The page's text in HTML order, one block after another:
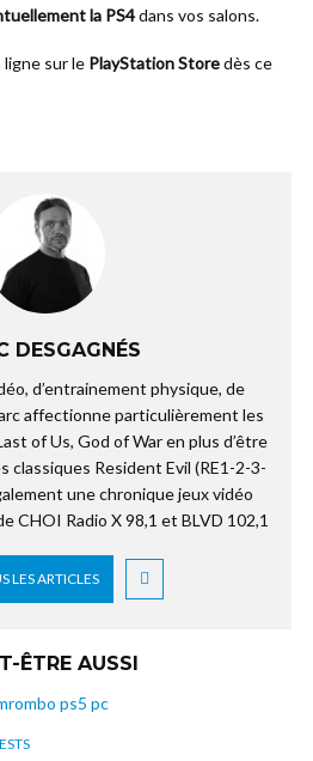
la PS4dans vos salons.
ligne sur le PlayStation Storedès ce
DESGAGNÉS
d’entrainement physique, de
affectionne particulièrement les
of Us, God of War en plus d’être
classiques Resident Evil (RE1-2-3-
une chronique jeux vidéo
CHOI Radio X 98,1 et BLVD 102,1
LES ARTICLES
ÊTRE AUSSI